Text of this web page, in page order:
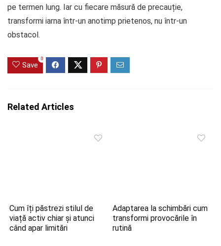
pe termen lung. Iar cu fiecare măsură de precauție,
transformi iarna într-un anotimp prietenos, nu într-un
obstacol.
Save
0
Related Articles
Cum îți păstrezi stilul de
viață activ chiar și atunci
când apar limitări
Adaptarea la schimbări cum
transformi provocările în
rutină